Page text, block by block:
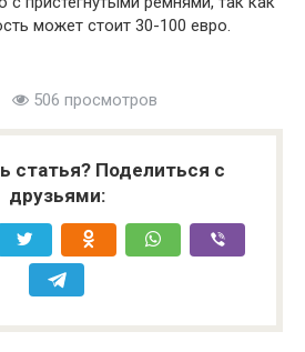
может стоит 30-100 евро.
506 просмотров
статья? Поделиться с
друзьями: